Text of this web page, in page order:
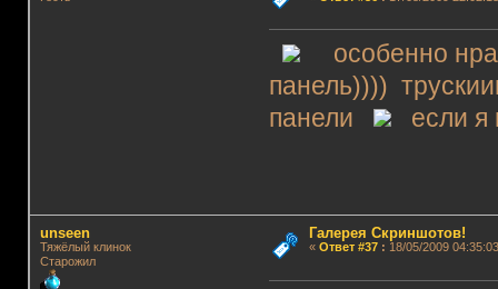
особенно
панель))))
панели
если я
unseen
Тяжёлый клинок
Старожил
Галерея Скриншотов!
« Ответ #37: 18/05/2009